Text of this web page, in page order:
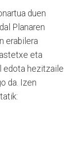
duen
Planaren
erabilera
eta
edota hezitzaile
da. Izen